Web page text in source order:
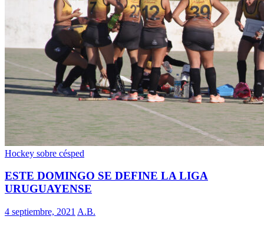
Hockey sobre césped
ESTE DOMINGO SE DEFINE LA LIGA
URUGUAYENSE
4 septiembre, 2021 A.B.